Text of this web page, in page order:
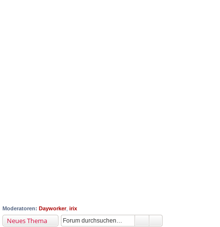
Moderatoren: Dayworker, irix
Neues Thema